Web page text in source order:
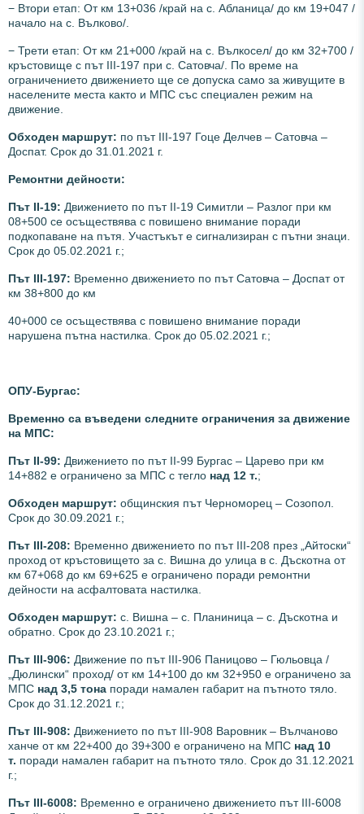
− Втори етап: От км 13+036 /край на с. Абланица/ до км 19+047 /
начало на с. Вълково/.
− Трети етап: От км 21+000 /край на с. Вълкосел/ до км 32+700 /
кръстовище с път III-197 при с. Сатовча/. По време на
ограничението движението ще се допуска само за живущите в
населените места както и МПС със специален режим на
движение.
Обходен маршрут: по път III-197 Гоце Делчев – Сатовча –
Доспат. Срок до 31.01.2021 г.
Ремонтни дейности:
Път II-19: Движението по път II-19 Симитли – Разлог при км
08+500 се осъществява с повишено внимание поради
подкопаване на пътя. Участъкът е сигнализиран с пътни знаци.
Срок до 05.02.2021 г.;
Път III-197: Временно движението по път Сатовча – Доспат от
км 38+800 до км
40+000 се осъществява с повишено внимание поради
нарушена пътна настилка. Срок до 05.02.2021 г.;
ОПУ-Бургас:
Временно са въведени следните ограничения за движение
на МПС:
Път II-99: Движението по път ІІ-99 Бургас – Царево при км
14+882 е ограничено за МПС с тегло над 12 т.;
Обходен маршрут: общинския път Черноморец – Созопол.
Срок до 30.09.2021 г.;
Път III-208: Временно движението по път ІІІ-208 през „Айтоски“
проход от кръстовището за с. Вишна до улица в с. Дъскотна от
км 67+068 до км 69+625 е ограничено поради ремонтни
дейности на асфалтовата настилка.
Обходен маршрут: с. Вишна – с. Планиница – с. Дъскотна и
обратно. Срок до 23.10.2021 г.;
Път III-906: Движение по път III-906 Паницово – Гюльовца /
„Дюлински“ проход/ от км 14+100 до км 32+950 е ограничено за
МПС над 3,5 тона поради намален габарит на пътното тяло.
Срок до 31.12.2021 г.;
Път III-908: Движението по път III-908 Варовник – Вълчаново
ханче от км 22+400 до 39+300 е ограничено на МПС над 10
т. поради намален габарит на пътното тяло. Срок до 31.12.2021
г.;
Път III-6008: Временно е ограничено движението път III-6008